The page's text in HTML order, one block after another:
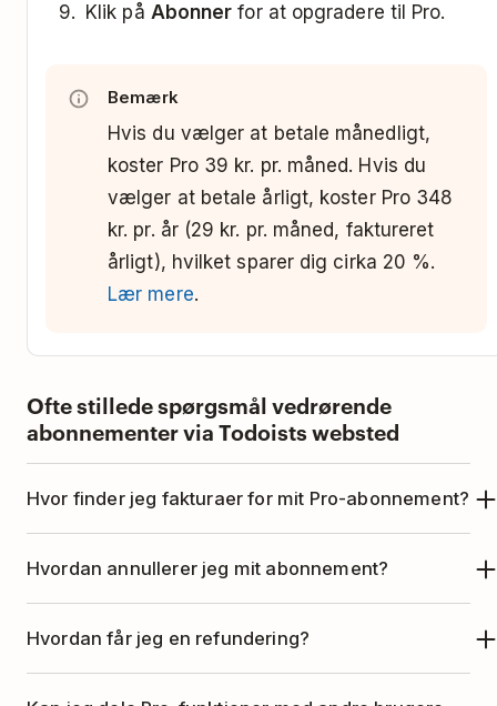
Klik på Abonner for at opgradere til Pro.
Bemærk
Hvis du vælger at betale månedligt,
koster Pro 39 kr. pr. måned. Hvis du
vælger at betale årligt, koster Pro 348
kr. pr. år (29 kr. pr. måned, faktureret
årligt), hvilket sparer dig cirka 20 %.
Lær mere.
Ofte stillede spørgsmål vedrørende
abonnementer via Todoists websted
Hvor finder jeg fakturaer for mit Pro-abonnement?
abonnement via en browser ved at følge
Hvordan annullerer jeg mit abonnement?
følgedisse instrukser .
Hvordan får jeg en refundering?